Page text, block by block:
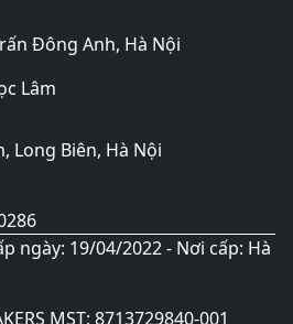
sản
được
sản
Đông Anh, Hà Nội
Lâm
Long Biên, Hà Nội
ngày: 19/04/2022 - Nơi cấp: Hà
MST: 8713729840-001